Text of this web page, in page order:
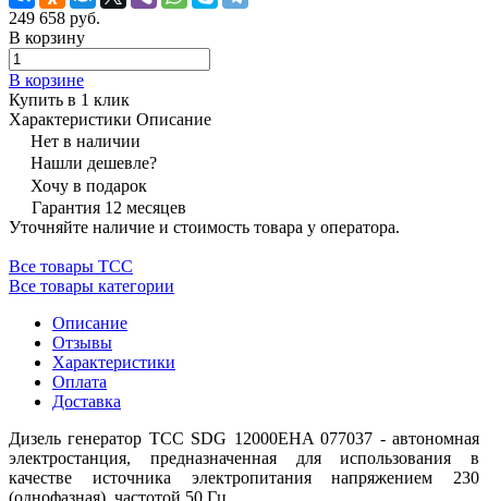
249 658 руб.
В корзину
В корзине
Купить в 1 клик
Характеристики Описание
Нет в наличии
Нашли дешевле?
Хочу в подарок
Гарантия 12 месяцев
Уточняйте наличие и стоимость товара у оператора.
Все товары ТСС
Все товары категории
Описание
Отзывы
Характеристики
Оплата
Доставка
Дизель генератор ТСС SDG 12000EHA 077037 - автономная
электростанция, предназначенная для использования в
качестве источника электропитания напряжением 230
(однофазная), частотой 50 Гц.